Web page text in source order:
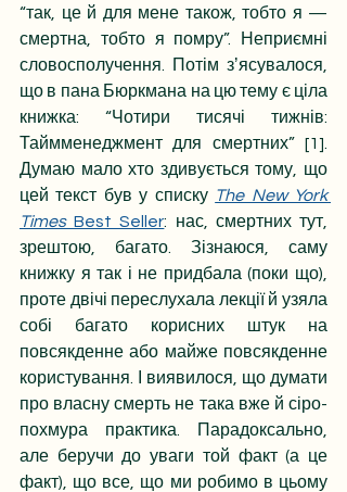
“так, це й для мене також, тобто я —
смертна, тобто я помру”. Неприємні
словосполучення. Потім зʼясувалося,
що в пана Бюркмана на цю тему є ціла
книжка: “Чотири тисячі тижнів:
Таймменеджмент для смертних” [1].
Думаю мало хто здивується тому, що
цей текст був у списку The New York
Times Best Seller: нас, смертних тут,
зрештою, багато. Зізнаюся, саму
книжку я так і не придбала (поки що),
проте двічі переслухала лекції й узяла
собі багато корисних штук на
повсякденне або майже повсякденне
користування. І виявилося, що думати
про власну смерть не така вже й сіро-
похмура практика. Парадоксально,
але беручи до уваги той факт (а це
факт), що все, що ми робимо в цьому